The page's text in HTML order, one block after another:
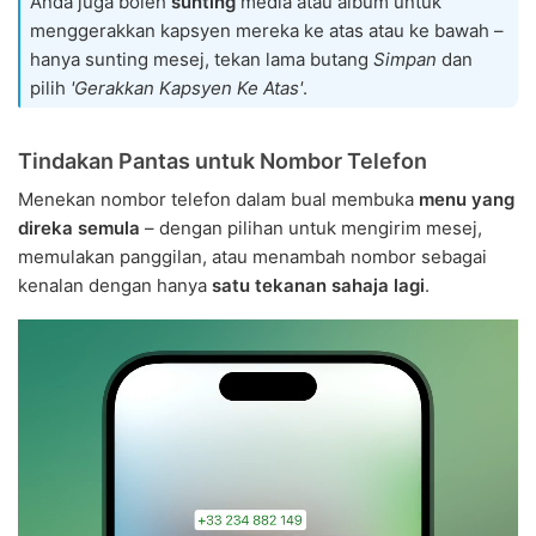
menggerakkan kapsyen mereka ke atas atau ke bawah –
hanya sunting mesej, tekan lama butang Simpan dan
pilih 'Gerakkan Kapsyen Ke Atas'.
Tindakan Pantas untuk Nombor Telefon
Menekan nombor telefon dalam bual membuka menu yang
direka semula – dengan pilihan untuk mengirim mesej,
memulakan panggilan, atau menambah nombor sebagai
kenalan dengan hanya satu tekanan sahaja lagi.